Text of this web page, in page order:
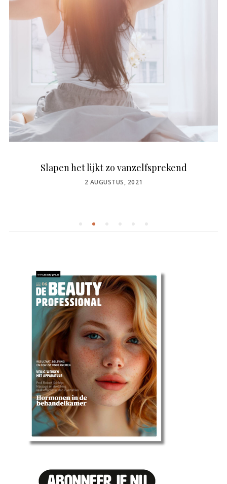
Slapen het lijkt zo vanzelfsprekend
POSTED
2 AUGUSTUS, 2021